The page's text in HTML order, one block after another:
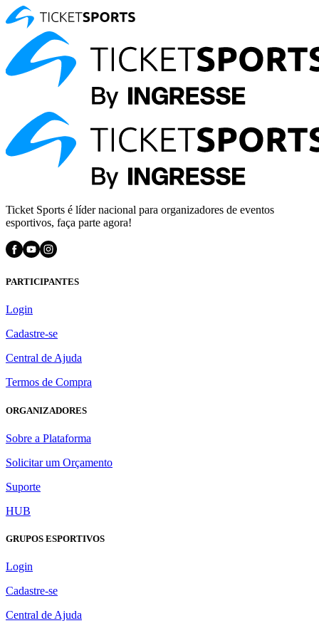
Ticket Sports é líder nacional para organizadores de eventos
esportivos, faça parte agora!
PARTICIPANTES
Login
Cadastre-se
Central de Ajuda
Termos de Compra
ORGANIZADORES
Sobre a Plataforma
Solicitar um Orçamento
Suporte
HUB
GRUPOS ESPORTIVOS
Login
Cadastre-se
Central de Ajuda